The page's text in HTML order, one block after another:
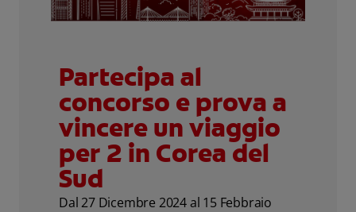
Partecipa al
concorso e prova a
vincere un viaggio
per 2 in Corea del
Sud
Dal 27 Dicembre 2024 al 15 Febbraio